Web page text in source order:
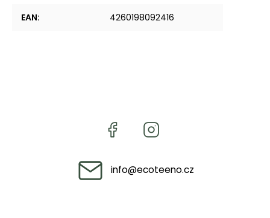
EAN: 4260198092416
info@ecoteeno.cz